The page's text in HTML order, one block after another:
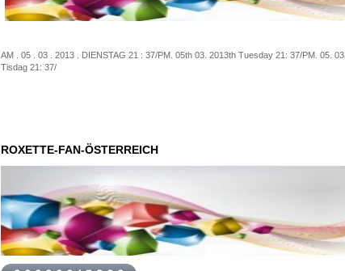
AM . 05 . 03 . 2013 . DIENSTAG 21 : 37/PM 05th 03. 2013th Tuesday 21: 37/PM. 05. 03
Tisdag 21 : 37/
ROXETTE-FAN-ÖSTERREICH